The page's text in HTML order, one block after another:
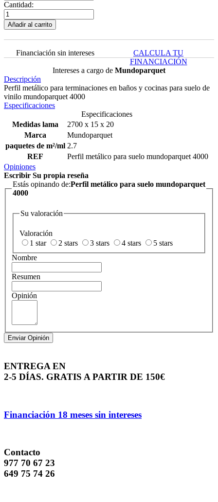
Cantidad:
Añadir al carrito
Financiación sin intereses
CALCULA TU
FINANCIACIÓN
Intereses a cargo de Mundoparquet
Descripción
Perfil metálico para terminaciones en baños y cocinas para suelo de
vinilo mundoparquet 4000
Especificaciones
Especificaciones
Medidas lama
2700 x 15 x 20
Marca
Mundoparquet
paquetes de m²/ml 2.7
REF
Perfil metálico para suelo mundoparquet 4000
Opiniones
Escribir Su propia reseña
Estás opinando de:Perfil metálico para suelo mundoparquet
4000
Su valoración
Valoración
1 star
2 stars 3 stars 4 stars
5 stars
Nombre
Resumen
Opinión
Enviar Opinión
ENTREGA EN
2-5 DÍAS. GRATIS A PARTIR DE 150€
Financiación 18 meses sin intereses
Contacto
977 70 67 23
649 75 74 26